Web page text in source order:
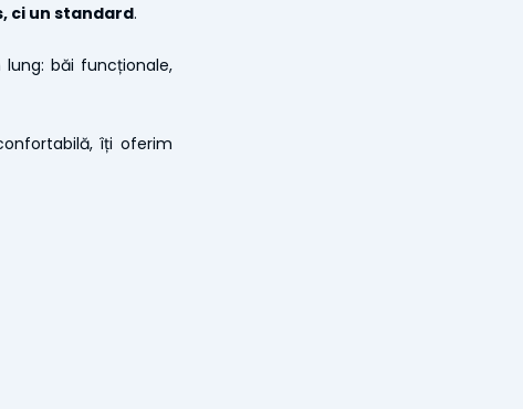
ci un standard.
băi funcționale,
îți oferim